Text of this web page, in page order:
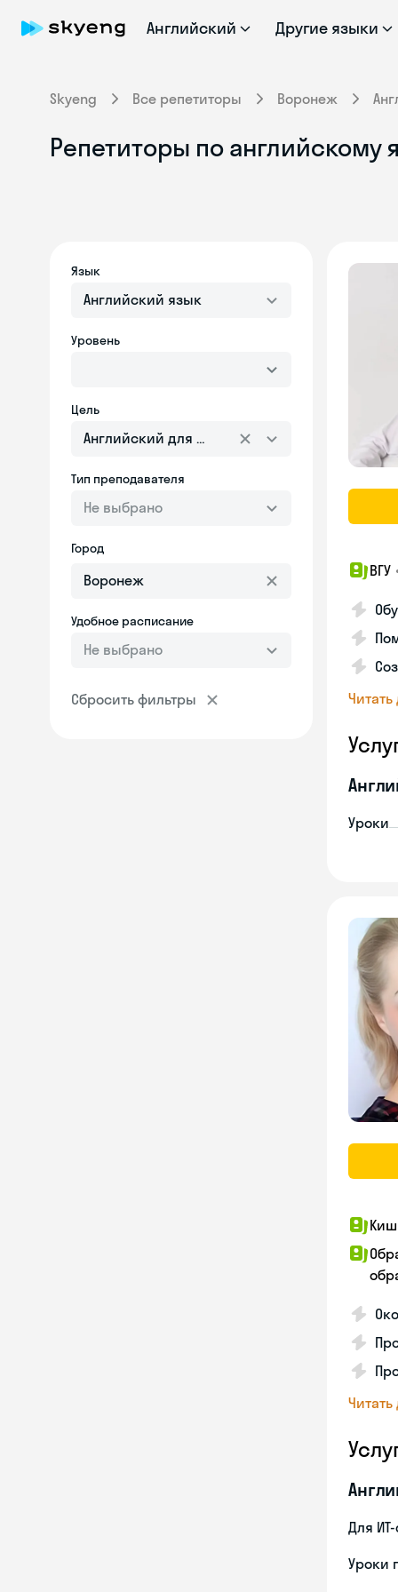
Английский Другие языки
Skyeng Все репетиторы Воронеж
Репетиторы по
Язык
Английский язык
Уровень
Цель
Английский для взрослых
Тип преподавателя
Не выбрано
Город
Удобное расписание
Не выбрано
Сбросить фильтры
ВГУ
Уроки
Для
Уроки